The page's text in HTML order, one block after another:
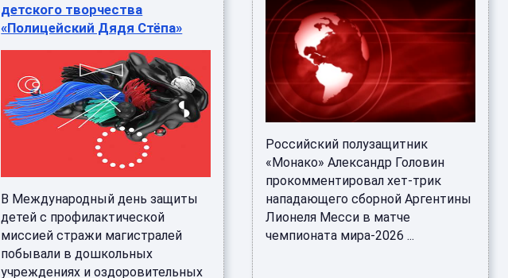
детского творчества
«Полицейский Дядя Стёпа»
В Международный день защиты
детей с профилактической
миссией стражи магистралей
побывали в дошкольных
учреждениях и оздоровительных
Российский полузащитник
«Монако» Александр Головин
прокомментировал хет-трик
нападающего сборной Аргентины
Лионеля Месси в матче
чемпионата мира-2026 ...